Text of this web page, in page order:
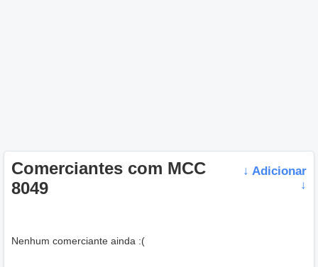
Comerciantes com MCC
8049
↓ Adicionar
↓
Nenhum comerciante ainda :(